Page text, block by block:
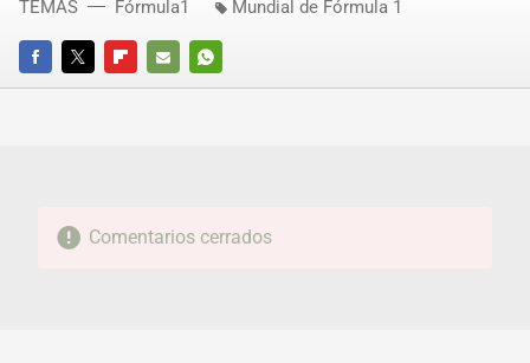
FACEBOOKTWITTERFLIPBOARD
E-
WHATSAPP
TEMAS Fórmula1 Mundial de Fórmula 1
Comentarios cerrados